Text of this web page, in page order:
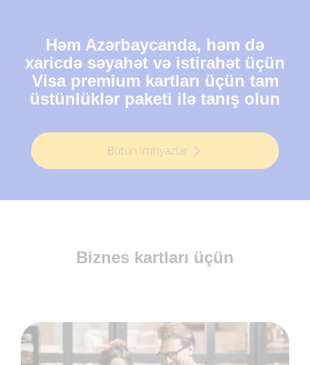
Həm Azərbaycanda, həm də
xaricdə səyahət və istirahət üçün
Visa premium kartları üçün tam
üstünlüklər paketi ilə tanış olun
Bütün imtiyazlar
Biznes kartları üçün